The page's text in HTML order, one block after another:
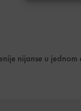
nijanse u jednom